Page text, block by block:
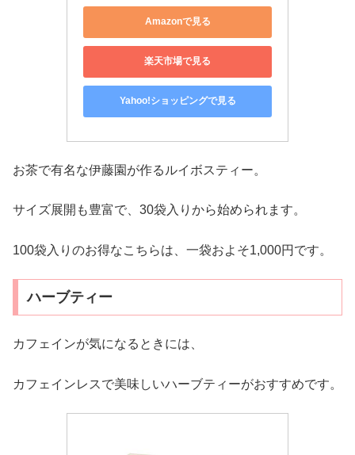
Amazonで見る
楽天市場で見る
Yahoo!ショッピングで見る
お茶で有名な伊藤園が作るルイボスティー。
サイズ展開も豊富で、30袋入りから始められます。
100袋入りのお得なこちらは、一袋およそ1,000円です。
ハーブティー
カフェインが気になるときには、
カフェインレスで美味しいハーブティーがおすすめです。